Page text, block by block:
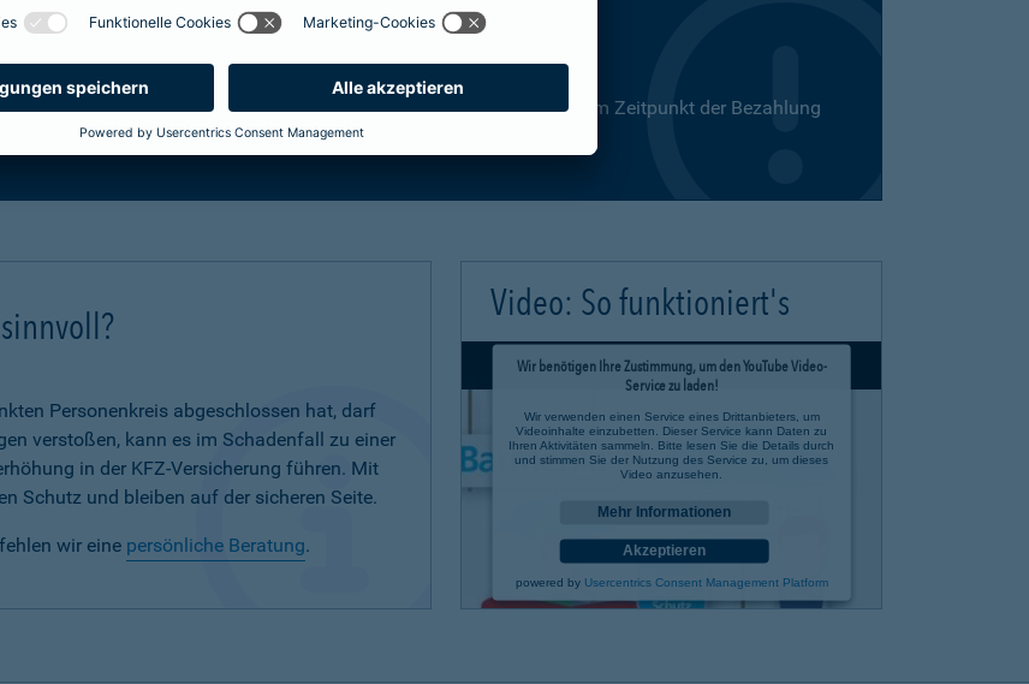
bestimmen, ab wann Ihr Xtra-Fahrer-Schutz gültig ist. Dies kann zum Zeitpunkt der Bezahlung
Personenkreis abgeschlossen hat, darf
verstoßen, kann es im Schadenfall zu einer
in der KFZ-Versicherung führen. Mit
Schutz und bleiben auf der sicheren Seite.
wir eine persönliche Beratung.
Video: So funktioniert's
Wir benötigen Ihre Zustimmung, um den YouTube Video-
Service zu laden!
Wir verwenden einen Service eines Drittanbieters, um
Videoinhalte einzubetten. Dieser Service kann Daten zu
Ihren Aktivitäten sammeln. Bitte lesen Sie die Details durch
und stimmen Sie der Nutzung des Service zu, um dieses
Video anzusehen.
Mehr Informationen
Akzeptieren
powered by Usercentrics Consent Management Platform